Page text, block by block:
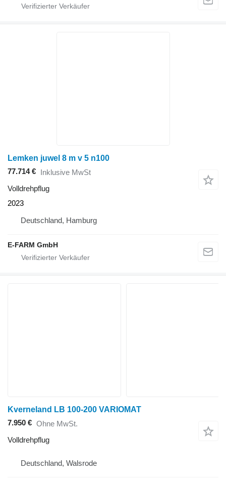
Lemken juwel 8 m v 5 n100
77.714 € Inklusive MwSt
Volldrehpflug
2023
Deutschland, Hamburg
E-FARM GmbH
Kverneland LB 100-200 VARIOMAT
7.950 € Ohne MwSt.
Volldrehpflug
Deutschland, Walsrode